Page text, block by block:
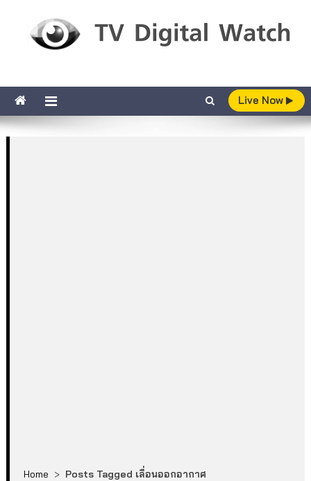
Live Now
Home > Posts Tagged เลื่อนออกอากาศ